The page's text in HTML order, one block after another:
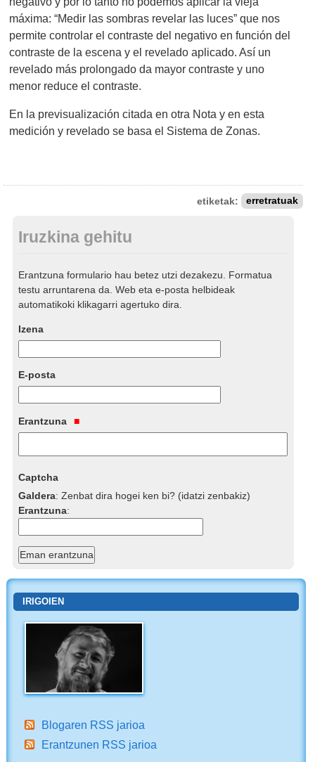
máxima: “Medir las sombras revelar las luces” que nos
permite controlar el contraste del negativo en función del
contraste de la escena y el revelado aplicado. Así un
revelado más prolongado da mayor contraste y uno
menor reduce el contraste.
En la previsualización citada en otra Nota y en esta
medición y revelado se basa el Sistema de Zonas.
etiketak: erretratuak
Iruzkina gehitu
Erantzuna formulario hau betez utzi dezakezu. Formatua
testu arruntarena da. Web eta e-posta helbideak
automatikoki klikagarri agertuko dira.
Izena
E-posta
Erantzuna
Captcha
Galdera:Zenbat dira hogei ken bi? (idatzi zenbakiz)
Erantzuna:
IRIGOIEN
Blogaren RSS jarioa
Erantzunen RSS jarioa